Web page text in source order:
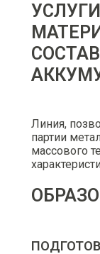
Линия,
партии
массового